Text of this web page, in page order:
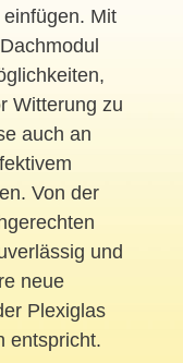
Mit
Witterung zu
auch an
Von der
und
neue
Plexiglas
entspricht.